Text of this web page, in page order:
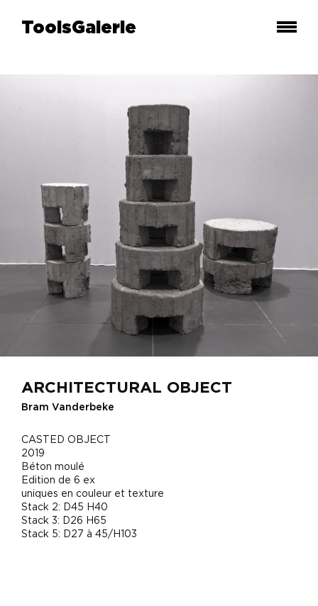
ToolsGalerie
ARCHITECTURAL OBJECT
Bram Vanderbeke
CASTED OBJECT
2019
Béton moulé
Edition de 6 ex
uniques en couleur et texture
Stack 2: D45 H40
Stack 3: D26 H65
Stack 5: D27 à 45/H103